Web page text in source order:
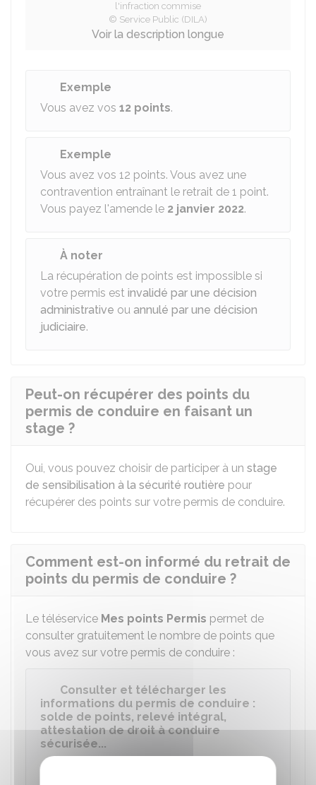
l'infraction commise
© Service Public (DILA)
Voir la description longue
Exemple
Vous avez vos 12 points.
Exemple
Vous avez vos 12 points. Vous avez une
contravention entraînant le retrait de 1 point.
Vous payez l'amende le 2 janvier 2022.
À noter
La récupération de points est impossible si
votre permis est invalidé par une décision
administrative ou annulé par une décision
judiciaire.
Peut-on récupérer des points du
permis de conduire en faisant un
stage ?
Oui, vous pouvez choisir de participer à un stage
de sensibilisation à la sécurité routière pour
récupérer des points sur votre permis de conduire.
Comment est-on informé du retrait de
points du permis de conduire ?
Le téléservice Mes points Permis permet de
consulter gratuitement le nombre de points que
vous avez sur votre permis de conduire :
Consulter et télécharger les
informations du permis de conduire :
solde de points, relevé intégral,
attestation de droit à conduire
sécurisée...